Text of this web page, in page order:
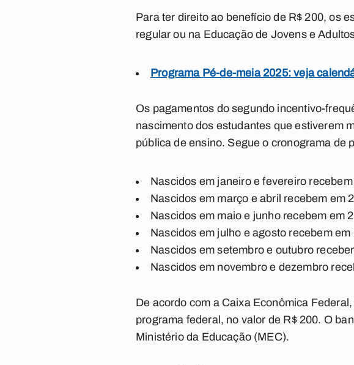
Para ter direito ao benefício de R$ 200, os
regular ou na Educação de Jovens e
Programa Pé-de-meia 2025: veja
Os pagamentos do segundo incentivo-
nascimento dos estudantes que estiverem
pública de ensino. Segue o cronograma de
Nascidos em janeiro e fevereiro
Nascidos em março e abril recebem em
Nascidos em maio e junho recebem em
Nascidos em julho e agosto recebem em
Nascidos em setembro e outubro
Nascidos em novembro e dezembro
De acordo com a Caixa Econômica
programa federal, no valor de R$ 200. O
Ministério da Educação (MEC).